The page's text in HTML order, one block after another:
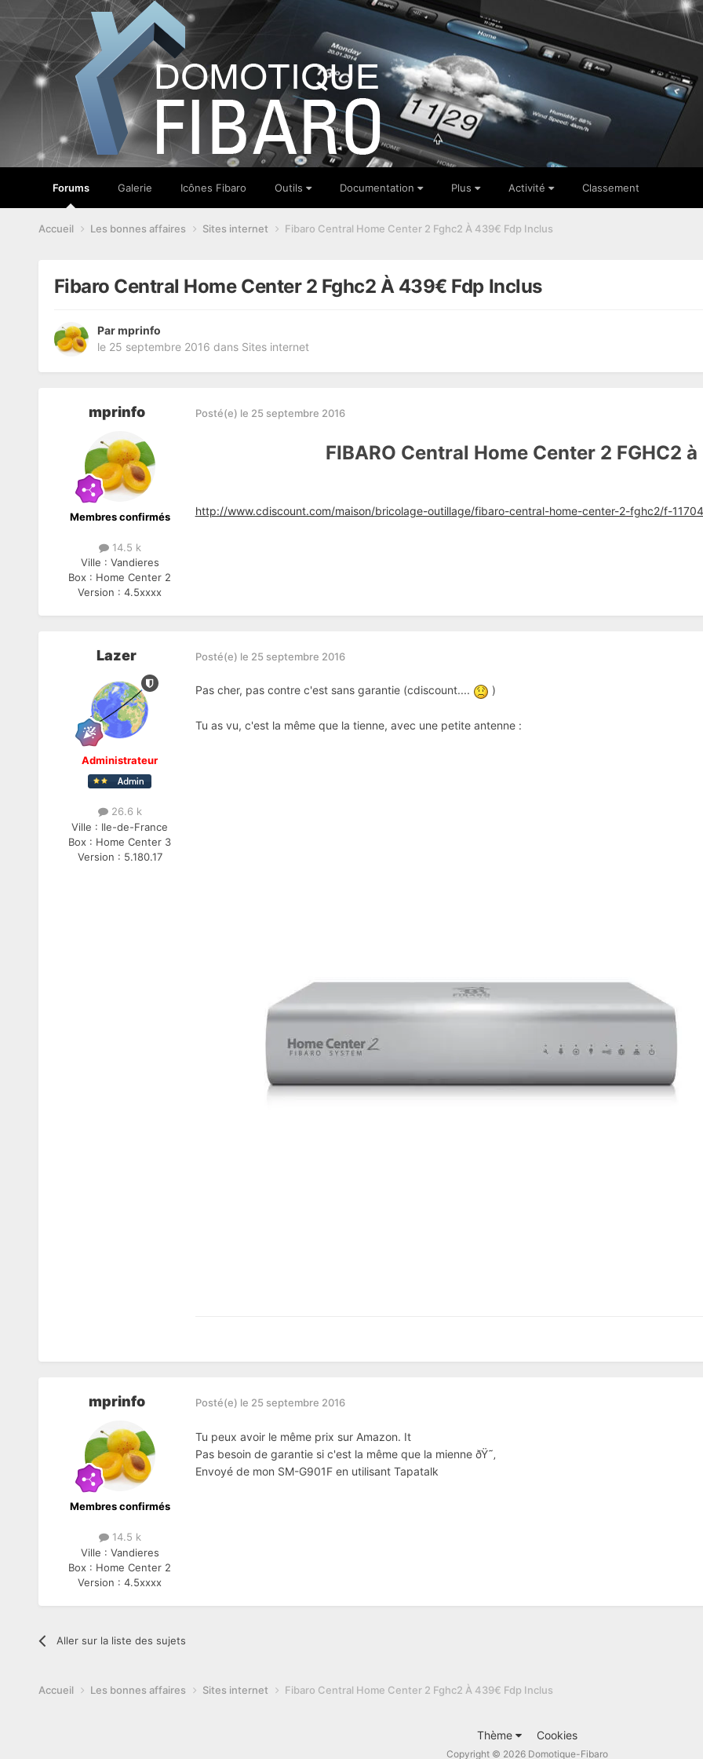
Forums Galerie Icônes Fibaro Outils Documentation Plus Activité Classement
Accueil Les bonnes affaires Sites internet Fibaro Central Home Center 2 Fghc2 À 439€ Fdp Inclus
Fibaro Central Home Center 2 Fghc2 À 439€ Fdp Inclus
Parmprinfo
le 25 septembre 2016 dans Sites internet
mprinfo
Membres confirmés
14.5 k
Ville : Vandieres
Box : Home Center 2
Version :4.5xxxx
Posté(e) le 25 septembre 2016
FIBARO Central Home Center 2 FGHC2
http://www.cdiscount.com/maison/bricolage-outillage/fibaro-central-home-center-2-fghc2/f-
Lazer
Administrateur
26.6 k
Ville : Ile-de-France
Box : Home Center 3
Version : 5.180.17
Posté(e) le 25 septembre 2016
Pas cher, pas contre c'est sans garantie (cdiscount.... )
Tu as vu, c'est la même que la tienne, avec une petite antenne :
mprinfo
Membres confirmés
14.5 k
Ville : Vandieres
Box : Home Center 2
Version :4.5xxxx
Posté(e) le 25 septembre 2016
Tu peux avoir le même prix sur Amazon. It
Pas besoin de garantie si c'est la même que la mienne ðŸ˜‚
Envoyé de mon SM-G901F en utilisant Tapatalk
Aller sur la liste des sujets
Accueil Les bonnes affaires Sites internet Fibaro Central Home Center 2 Fghc2 À 439€ Fdp Inclus
Thème Cookies
Copyright © 2026 Domotique-Fibaro